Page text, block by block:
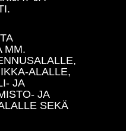
MM.
ALALLE,
JA
JA
SEKÄ